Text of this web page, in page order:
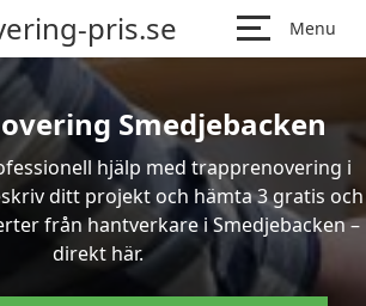
pris.se Menu
Smedjebacken
hjälp med trapprenovering i
ditt projekt och hämta 3 gratis och
från hantverkare i Smedjebacken –
direkt här.